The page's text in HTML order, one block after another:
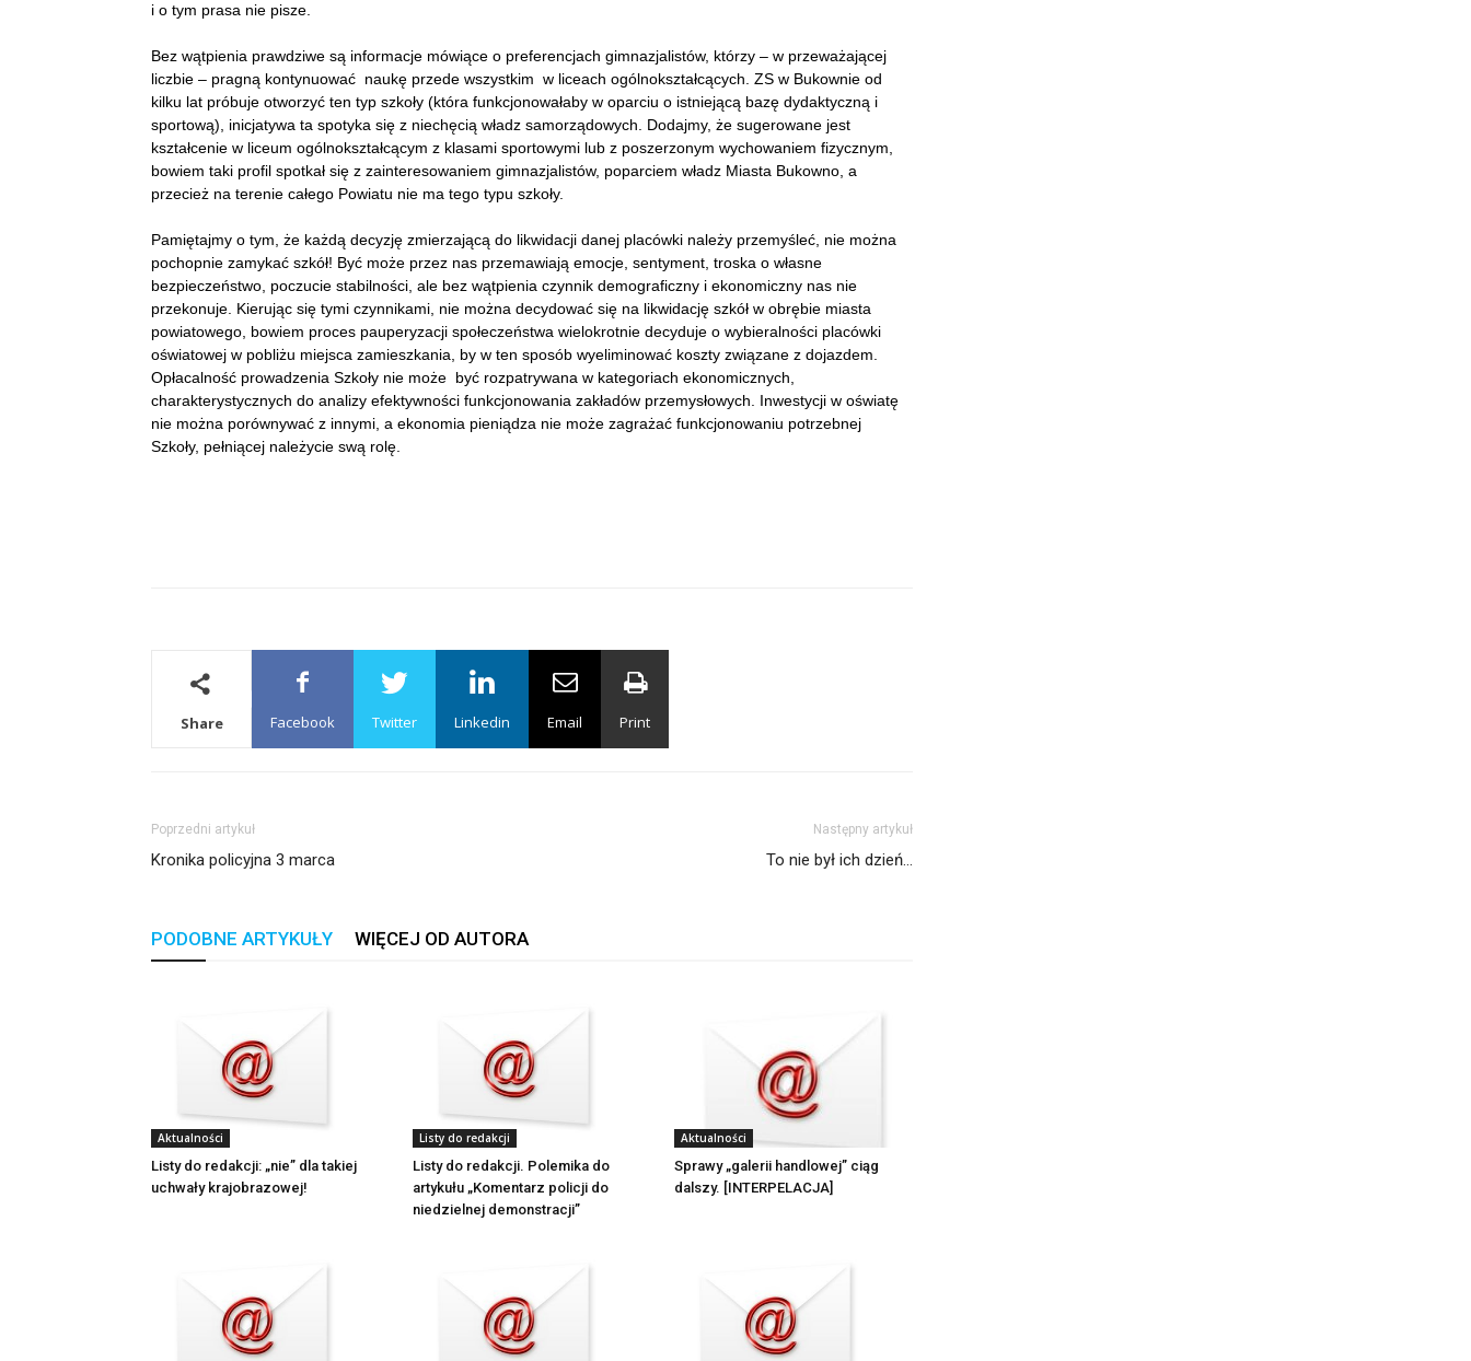
i o tym prasa nie pisze.
Bez wątpienia prawdziwe są informacje mówiące o preferencjach gimnazjalistów, którzy – w przeważającej
liczbie – pragną kontynuować naukę przede wszystkim w liceach ogólnokształcących. ZS w Bukownie od
kilku lat próbuje otworzyć ten typ szkoły (która funkcjonowałaby w oparciu o istniejącą bazę dydaktyczną i
sportową), inicjatywa ta spotyka się z niechęcią władz samorządowych. Dodajmy, że sugerowane jest
kształcenie w liceum ogólnokształcącym z klasami sportowymi lub z poszerzonym wychowaniem fizycznym,
bowiem taki profil spotkał się z zainteresowaniem gimnazjalistów, poparciem władz Miasta Bukowno, a
przecież na terenie całego Powiatu nie ma tego typu szkoły.
Pamiętajmy o tym, że każdą decyzję zmierzającą do likwidacji danej placówki należy przemyśleć, nie można
pochopnie zamykać szkół! Być może przez nas przemawiają emocje, sentyment, troska o własne
bezpieczeństwo, poczucie stabilności, ale bez wątpienia czynnik demograficzny i ekonomiczny nas nie
przekonuje. Kierując się tymi czynnikami, nie można decydować się na likwidację szkół w obrębie miasta
powiatowego, bowiem proces pauperyzacji społeczeństwa wielokrotnie decyduje o wybieralności placówki
oświatowej w pobliżu miejsca zamieszkania, by w ten sposób wyeliminować koszty związane z dojazdem.
Opłacalność prowadzenia Szkoły nie może być rozpatrywana w kategoriach ekonomicznych,
charakterystycznych do analizy efektywności funkcjonowania zakładów przemysłowych. Inwestycji w oświatę
nie można porównywać z innymi, a ekonomia pieniądza nie może zagrażać funkcjonowaniu potrzebnej
Szkoły, pełniącej należycie swą rolę.
Share Facebook Twitter Linkedin Email Print
Poprzedni artykuł
Kronika policyjna 3 marca
Następny artykuł
To nie był ich dzień…
PODOBNE ARTYKUŁY WIĘCEJ OD AUTORA
Aktualności
Listy do redakcji: „nie” dla takiej
uchwały krajobrazowej!
Listy do redakcji
Listy do redakcji. Polemika do
artykułu „Komentarz policji do
niedzielnej demonstracji”
Aktualności
Sprawy „galerii handlowej” ciąg
dalszy. [INTERPELACJA]